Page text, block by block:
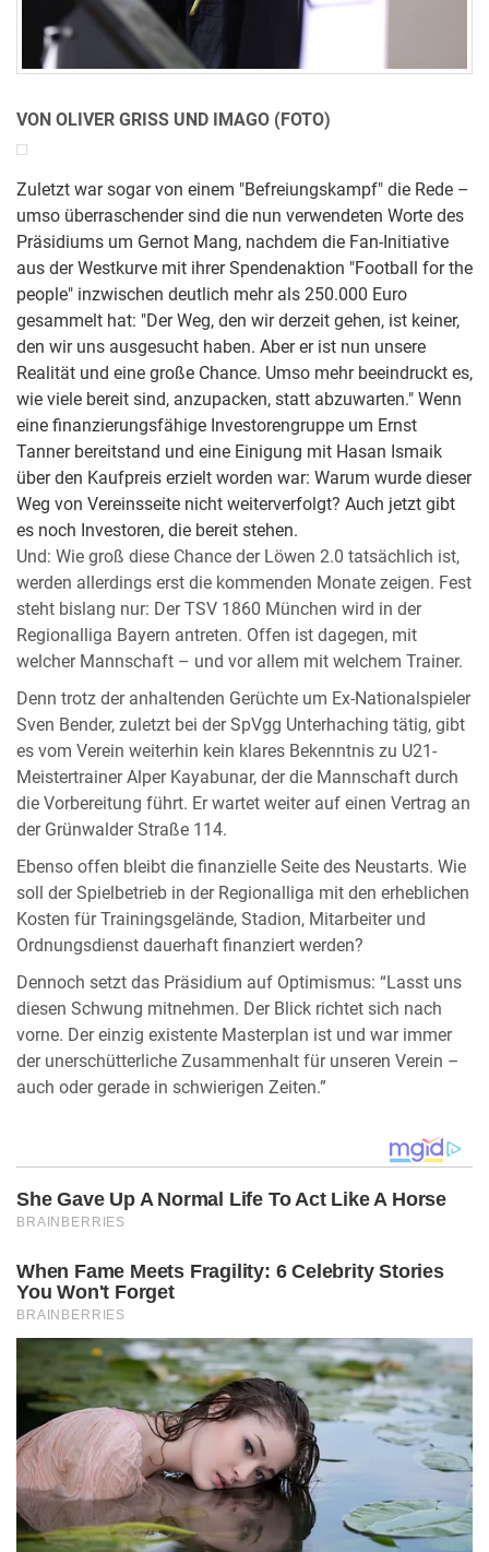
VON OLIVER GRISS UND IMAGO (FOTO)
Zuletzt war sogar von einem "Befreiungskampf" die Rede –
umso überraschender sind die nun verwendeten Worte des
Präsidiums um Gernot Mang, nachdem die Fan-Initiative
aus der Westkurve mit ihrer Spendenaktion "Football for the
people" inzwischen deutlich mehr als 250.000 Euro
gesammelt hat: "Der Weg, den wir derzeit gehen, ist keiner,
den wir uns ausgesucht haben. Aber er ist nun unsere
Realität und eine große Chance. Umso mehr beeindruckt es,
wie viele bereit sind, anzupacken, statt abzuwarten." Wenn
eine finanzierungsfähige Investorengruppe um Ernst
Tanner bereitstand und eine Einigung mit Hasan Ismaik
über den Kaufpreis erzielt worden war: Warum wurde dieser
Weg von Vereinsseite nicht weiterverfolgt? Auch jetzt gibt
es noch Investoren, die bereit stehen.
Und: Wie groß diese Chance der Löwen 2.0 tatsächlich ist,
werden allerdings erst die kommenden Monate zeigen. Fest
steht bislang nur: Der TSV 1860 München wird in der
Regionalliga Bayern antreten. Offen ist dagegen, mit
welcher Mannschaft – und vor allem mit welchem Trainer.
Denn trotz der anhaltenden Gerüchte um Ex-Nationalspieler
Sven Bender, zuletzt bei der SpVgg Unterhaching tätig, gibt
es vom Verein weiterhin kein klares Bekenntnis zu U21-
Meistertrainer Alper Kayabunar, der die Mannschaft durch
die Vorbereitung führt. Er wartet weiter auf einen Vertrag an
der Grünwalder Straße 114.
Ebenso offen bleibt die finanzielle Seite des Neustarts. Wie
soll der Spielbetrieb in der Regionalliga mit den erheblichen
Kosten für Trainingsgelände, Stadion, Mitarbeiter und
Ordnungsdienst dauerhaft finanziert werden?
Dennoch setzt das Präsidium auf Optimismus: “Lasst uns
diesen Schwung mitnehmen. Der Blick richtet sich nach
vorne. Der einzig existente Masterplan ist und war immer
der unerschütterliche Zusammenhalt für unseren Verein –
auch oder gerade in schwierigen Zeiten.”